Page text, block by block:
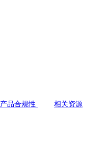
产品合规性
相关资源